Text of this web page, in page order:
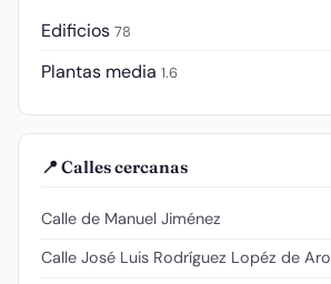
Edificios 78
Plantas media 1.6
📍 Calles cercanas
Calle de Manuel Jiménez
Calle José Luis Rodríguez Lopéz de Aro